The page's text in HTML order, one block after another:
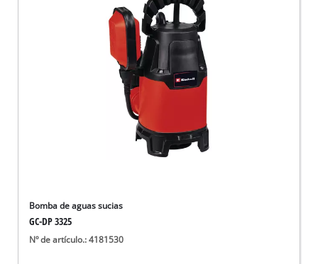
Bomba de aguas sucias
GC-DP 3325
Nº de artículo.: 4181530